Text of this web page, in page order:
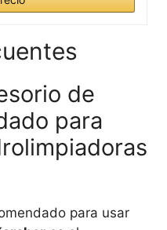
de
para
para usar